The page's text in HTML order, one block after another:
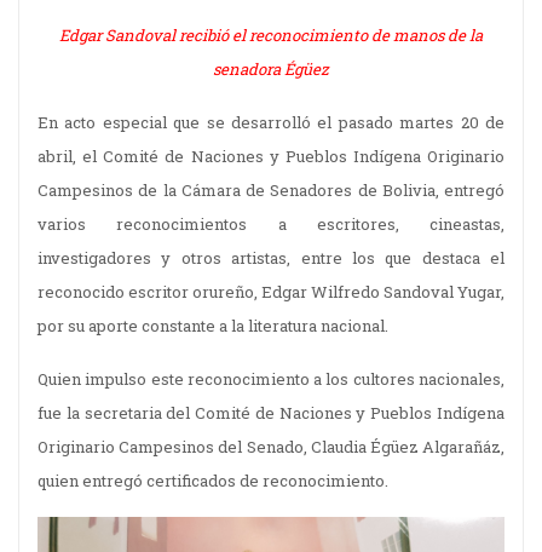
Edgar Sandoval recibió el reconocimiento de manos de la
senadora Égüez
En acto especial que se desarrolló el pasado martes 20 de
abril, el Comité de Naciones y Pueblos Indígena Originario
Campesinos de la Cámara de Senadores de Bolivia, entregó
varios reconocimientos a escritores, cineastas,
investigadores y otros artistas, entre los que destaca el
reconocido escritor orureño, Edgar Wilfredo Sandoval Yugar,
por su aporte constante a la literatura nacional.
Quien impulso este reconocimiento a los cultores nacionales,
fue la secretaria del Comité de Naciones y Pueblos Indígena
Originario Campesinos del Senado, Claudia Égüez Algarañáz,
quien entregó certificados de reconocimiento.